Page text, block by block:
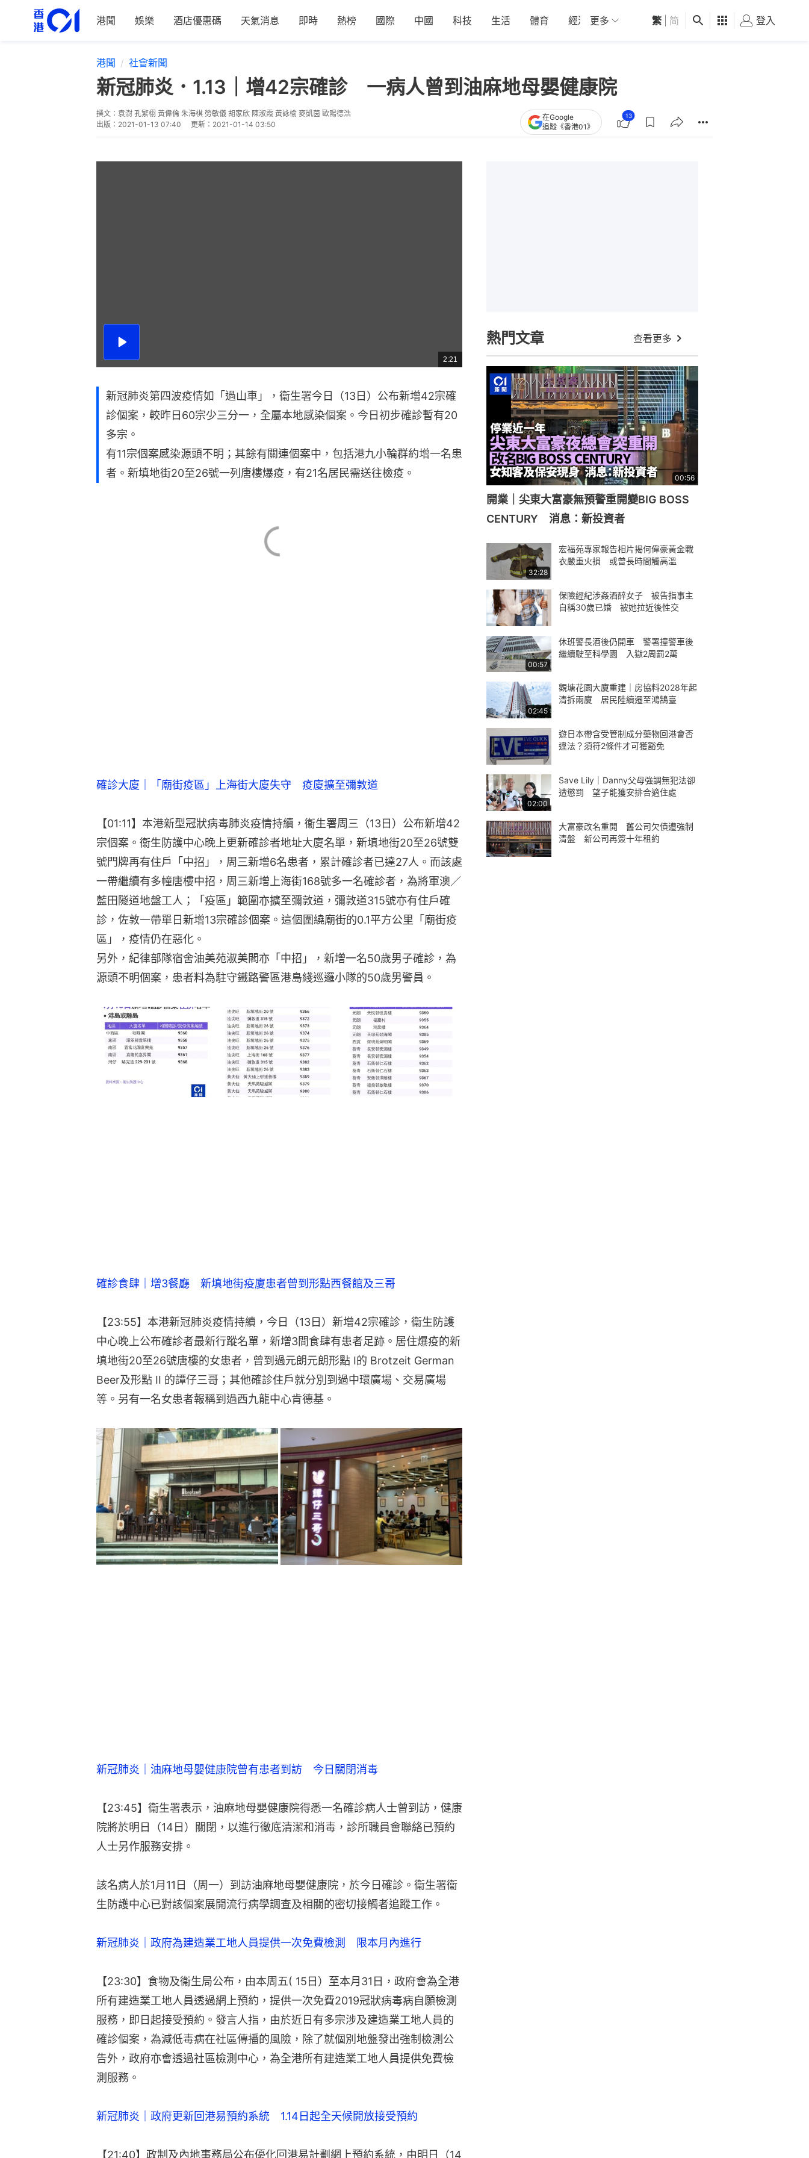
港聞 娛樂 酒店優惠碼 天氣消息 即時 熱榜 國際 中國 科技 生活 體育 經濟 01深圳 觀點 健康 好食玩飛
更多 繁 简 登入
港聞 社會新聞
新冠肺炎．1.13｜增42宗確診 一病人曾到油麻地母嬰健康院
撰文： 袁澍 孔繁栩 黃偉倫 朱海棋 勞敏儀 胡家欣 陳淑霞 黃詠榆 麥凱茵 歐陽德浩
出版： 2021-01-13 07:40 更新： 2021-01-14 03:50
在Google
追蹤《香港01》
13
播
總
共
2:21
新冠肺炎第四波疫情如「過山車」，衞生署今日（13日）公布新增42宗確
診個案，較昨日60宗少三分一，全屬本地感染個案。今日初步確診暫有20
多宗。
有11宗個案感染源頭不明；其餘有關連個案中，包括港九小輪群約增一名患
者。新填地街20至26號一列唐樓爆疫，有21名居民需送往檢疫。
確診大廈｜「廟街疫區」上海街大廈失守　疫廈擴至彌敦道
【01:11】本港新型冠狀病毒肺炎疫情持續，衞生署周三（13日）公布新增42
宗個案。衞生防護中心晚上更新確診者地址大廈名單，新填地街20至26號雙
號門牌再有住戶「中招」，周三新增6名患者，累計確診者已達27人。而該處
一帶繼續有多幢唐樓中招，周三新增上海街168號多一名確診者，為將軍澳／
藍田隧道地盤工人；「疫區」範圍亦擴至彌敦道，彌敦道315號亦有住戶確
診，佐敦一帶單日新增13宗確診個案。這個圍繞廟街的0.1平方公里「廟街疫
區」，疫情仍在惡化。
另外，紀律部隊宿舍油美苑淑美閣亦「中招」，新增一名50歲男子確診，為
源頭不明個案，患者料為駐守鐵路警區港島綫巡邏小隊的50歲男警員。
確診食肆｜增3餐廳　新填地街疫廈患者曾到形點西餐館及三哥
【23:55】本港新冠肺炎疫情持續，今日（13日）新增42宗確診，衞生防護
中心晚上公布確診者最新行蹤名單，新增3間食肆有患者足跡。居住爆疫的新
填地街20至26號唐樓的女患者，曾到過元朗元朗形點 I的 Brotzeit German
Beer及形點 II 的譚仔三哥；其他確診住戶就分別到過中環廣場、交易廣場
等。另有一名女患者報稱到過西九龍中心肯德基。
新冠肺炎｜油麻地母嬰健康院曾有患者到訪　今日關閉消毒
【23:45】衞生署表示，油麻地母嬰健康院得悉一名確診病人士曾到訪，健康
院將於明日（14日）關閉，以進行徹底清潔和消毒，診所職員會聯絡已預約
人士另作服務安排。
該名病人於1月11日（周一）到訪油麻地母嬰健康院，於今日確診。衞生署衞
生防護中心已對該個案展開流行病學調查及相關的密切接觸者追蹤工作。
新冠肺炎｜政府為建造業工地人員提供一次免費檢測　限本月內進行
【23:30】食物及衞生局公布，由本周五( 15日）至本月31日，政府會為全港
所有建造業工地人員透過網上預約，提供一次免費2019冠狀病毒病自願檢測
服務，即日起接受預約。發言人指，由於近日有多宗涉及建造業工地人員的
確診個案，為減低毒病在社區傳播的風險，除了就個別地盤發出強制檢測公
告外，政府亦會透過社區檢測中心，為全港所有建造業工地人員提供免費檢
測服務。
新冠肺炎｜政府更新回港易預約系統　1.14日起全天候開放接受預約
【21:40】政制及內地事務局公布優化回港易計劃網上預約系統，由明日（14
熱門文章 查看更多
00:56
開業｜尖東大富豪無預警重開變BIG BOSS
CENTURY 消息：新投資者
32:28
宏福苑專家報告相片揭何偉豪黃金戰
衣嚴重火損 或曾長時間觸高溫
保險經紀涉姦酒醉女子 被告指事主
自稱30歲已婚 被她拉近後性交
00:57
休班警長酒後仍開車 警署撞警車後
繼續駛至科學園 入獄2周罰2萬
02:45
觀塘花園大廈重建｜房協料2028年起
清拆兩廈 居民陸續遷至鴻鵠臺
遊日本帶含受管制成分藥物回港會否
違法？須符2條件才可獲豁免
02:00
Save Lily｜Danny父母強調無犯法卻
遭懲罰 望子能獲安排合適住處
大富豪改名重開 舊公司欠債遭強制
清盤 新公司再簽十年租約